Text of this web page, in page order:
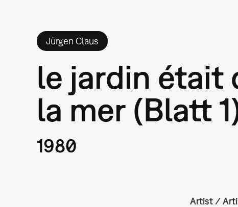
Jürgen Claus
le jardin était
la mer (Blatt
1980
Artist /